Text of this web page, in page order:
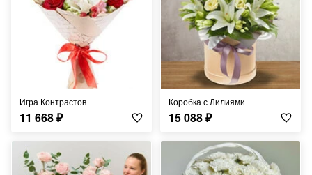
Игра Контрастов
11 668₽
Коробка с Лилиями
15 088₽